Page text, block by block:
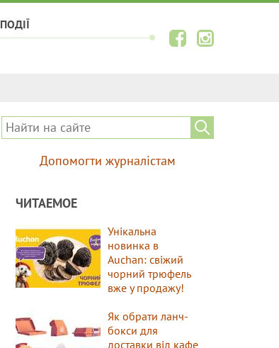
ПОДІЇ
Допомогти журналістам
ЧИТАЕМОЕ
Унікальна
новинка в
Auchan: свіжий
чорний трюфель
вже у продажу!
Як обрати ланч-
бокси для
доставки від кафе